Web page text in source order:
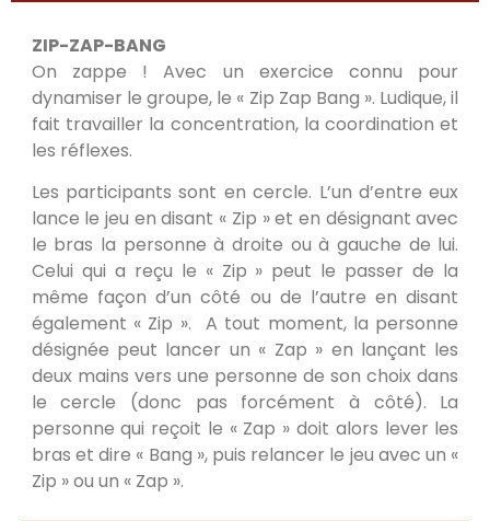
ZIP-ZAP-BANG
On zappe ! Avec un exercice connu pour
dynamiser le groupe, le « Zip Zap Bang ». Ludique, il
fait travailler la concentration, la coordination et
les réflexes.
Les participants sont en cercle. L’un d’entre eux
lance le jeu en disant « Zip » et en désignant avec
le bras la personne à droite ou à gauche de lui.
Celui qui a reçu le « Zip » peut le passer de la
même façon d’un côté ou de l’autre en disant
également « Zip ». A tout moment, la personne
désignée peut lancer un « Zap » en lançant les
deux mains vers une personne de son choix dans
le cercle (donc pas forcément à côté). La
personne qui reçoit le « Zap » doit alors lever les
bras et dire « Bang », puis relancer le jeu avec un «
Zip » ou un « Zap ».